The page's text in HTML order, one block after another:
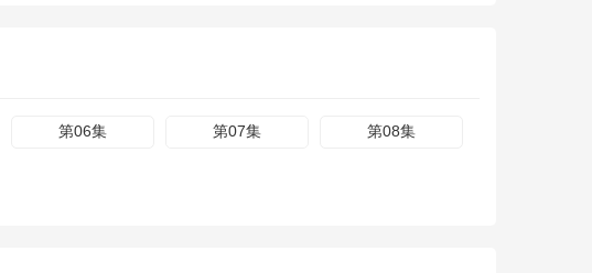
第06集 第07集 第08集